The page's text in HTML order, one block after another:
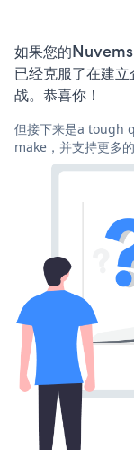
如果您的
已经克服了在建
战。恭喜你！
但接下来是a tough
make，并支持更多